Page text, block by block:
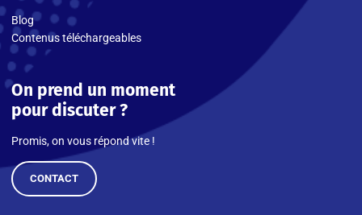
Blog
Contenus téléchargeables
On prend un moment
pour discuter ?
Promis, on vous répond vite !
CONTACT